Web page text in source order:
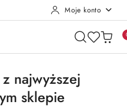
Moje konto
najwyższej
sklepie